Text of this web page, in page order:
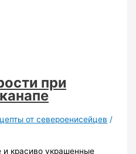
при
от североенисейцев /
красиво украшенные